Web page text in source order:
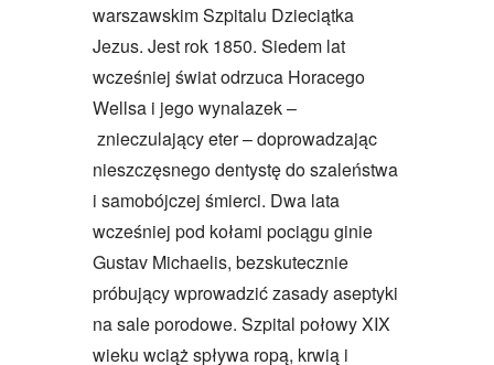
warszawskim Szpitalu Dzieciątka
Jezus. Jest rok 1850. Siedem lat
wcześniej świat odrzuca Horacego
Wellsa i jego wynalazek –
znieczulający eter – doprowadzając
nieszczęsnego dentystę do szaleństwa
i samobójczej śmierci. Dwa lata
wcześniej pod kołami pociągu ginie
Gustav Michaelis, bezskutecznie
próbujący wprowadzić zasady aseptyki
na sale porodowe. Szpital połowy XIX
wieku wciąż spływa ropą, krwią i